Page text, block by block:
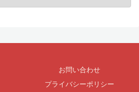
お問い合わせ
プライバシーポリシー